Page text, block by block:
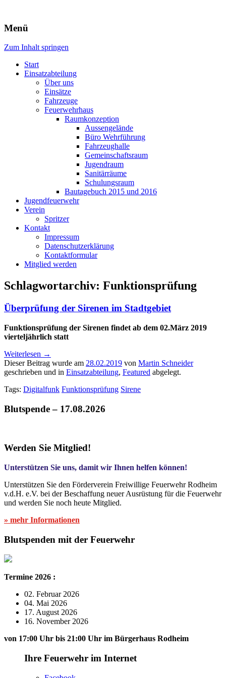
Freiwillige Feuerwehr Rodheim
v.d.H.
Menü
Zum Inhalt springen
Start
Einsatzabteilung
Über uns
Einsätze
Fahrzeuge
Feuerwehrhaus
Raumkonzeption
Aussengelände
Büro Wehrführung
Fahrzeughalle
Gemeinschaftsraum
Jugendraum
Sanitärräume
Schulungsraum
Bautagebuch 2015 und 2016
Jugendfeuerwehr
Verein
Spritzer
Kontakt
Impressum
Datenschutzerklärung
Kontaktformular
Mitglied werden
Schlagwortarchiv: Funktionsprüfung
Überprüfung der Sirenen im Stadtgebiet
Funktionsprüfung der Sirenen findet ab dem 02.März 2019
vierteljährlich statt
Weiterlesen →
Dieser Beitrag wurde am 28.02.2019 von Martin Schneider
geschrieben und in Einsatzabteilung, Featured abgelegt.
Tags: Digitalfunk Funktionsprüfung Sirene
Blutspende – 17.08.2026
Werden Sie Mitglied!
Unterstützen Sie uns, damit wir Ihnen helfen können!
Unterstützen Sie den Förderverein Freiwillige Feuerwehr Rodheim
v.d.H. e.V. bei der Beschaffung neuer Ausrüstung für die Feuerwehr
und werden Sie noch heute Mitglied.
» mehr Informationen
Blutspenden mit der Feuerwehr
Termine 2026 :
02. Februar 2026
04. Mai 2026
17. August 2026
16. November 2026
von 17:00 Uhr bis 21:00 Uhr im Bürgerhaus Rodheim
Ihre Feuerwehr im Internet